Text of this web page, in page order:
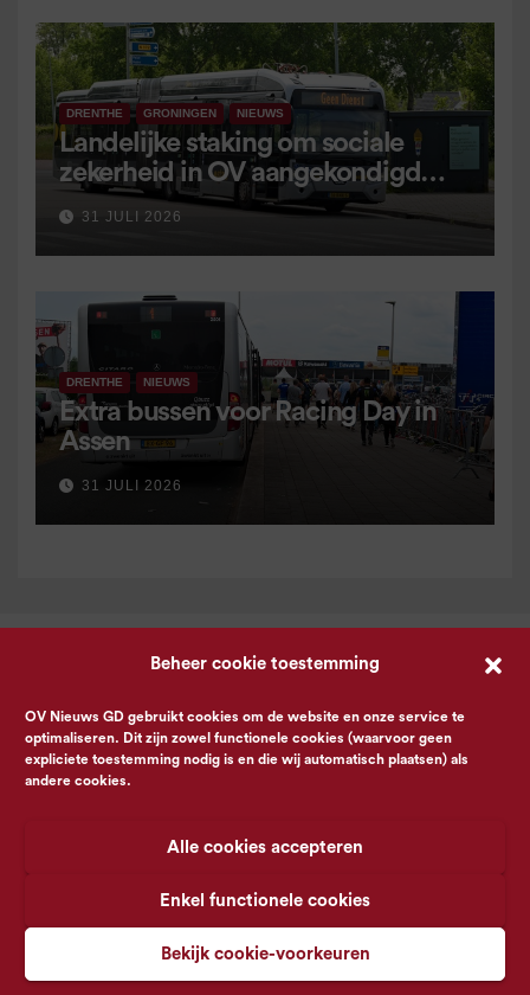
Beheer cookie toestemming
OV Nieuws GD gebruikt cookies om de website en onze service te
optimaliseren. Dit zijn zowel functionele cookies (waarvoor geen
expliciete toestemming nodig is en die wij automatisch plaatsen) als
andere cookies.
Alle cookies accepteren
Enkel functionele cookies
Bekijk cookie-voorkeuren
DRENTHE GRONINGEN NIEUWS
Landelijke staking om sociale
zekerheid in OV aangekondigd
voor 9 september
31 JULI 2026
DRENTHE NIEUWS
Extra bussen voor Racing Day in
Assen
31 JULI 2026
© OV Nieuws GD -